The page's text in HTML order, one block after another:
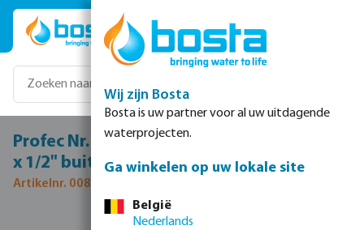
Ga naar de hoofdinhoud
Profec Nr. 245 Verloopnippel RVS 316 3/4"
x 1/2" buitendraad 16bar
Artikelnr. 0080118
Afbeeldingengalerij overslaan
Wij zijn Bosta
Bosta is uw partner voor al uw uitdagende
waterprojecten.
Ga winkelen op uw lokale site
België
Nederlands